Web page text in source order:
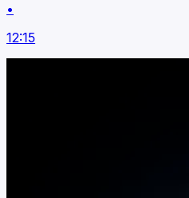
•
12:15